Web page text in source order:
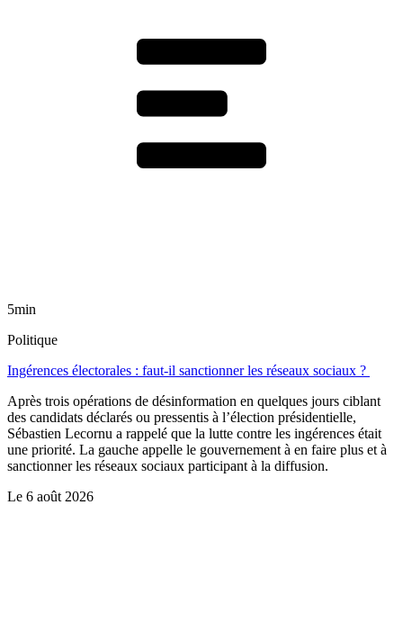
5min
Politique
Ingérences électorales : faut-il sanctionner les réseaux sociaux ?
Après trois opérations de désinformation en quelques jours ciblant
des candidats déclarés ou pressentis à l’élection présidentielle,
Sébastien Lecornu a rappelé que la lutte contre les ingérences était
une priorité. La gauche appelle le gouvernement à en faire plus et à
sanctionner les réseaux sociaux participant à la diffusion.
Le 6 août 2026